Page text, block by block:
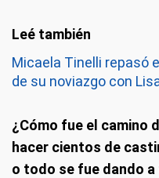
Micaela Tinelli repasó
de su noviazgo con
¿Cómo fue el camino
hacer cientos de
o todo se fue dando